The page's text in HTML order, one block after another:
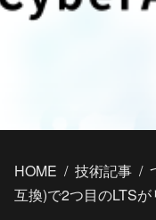
HOME / 技術記事 /
互換)で2つ目のLTS